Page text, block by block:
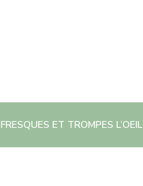
FRESQUES ET TROMPES L’OEIL